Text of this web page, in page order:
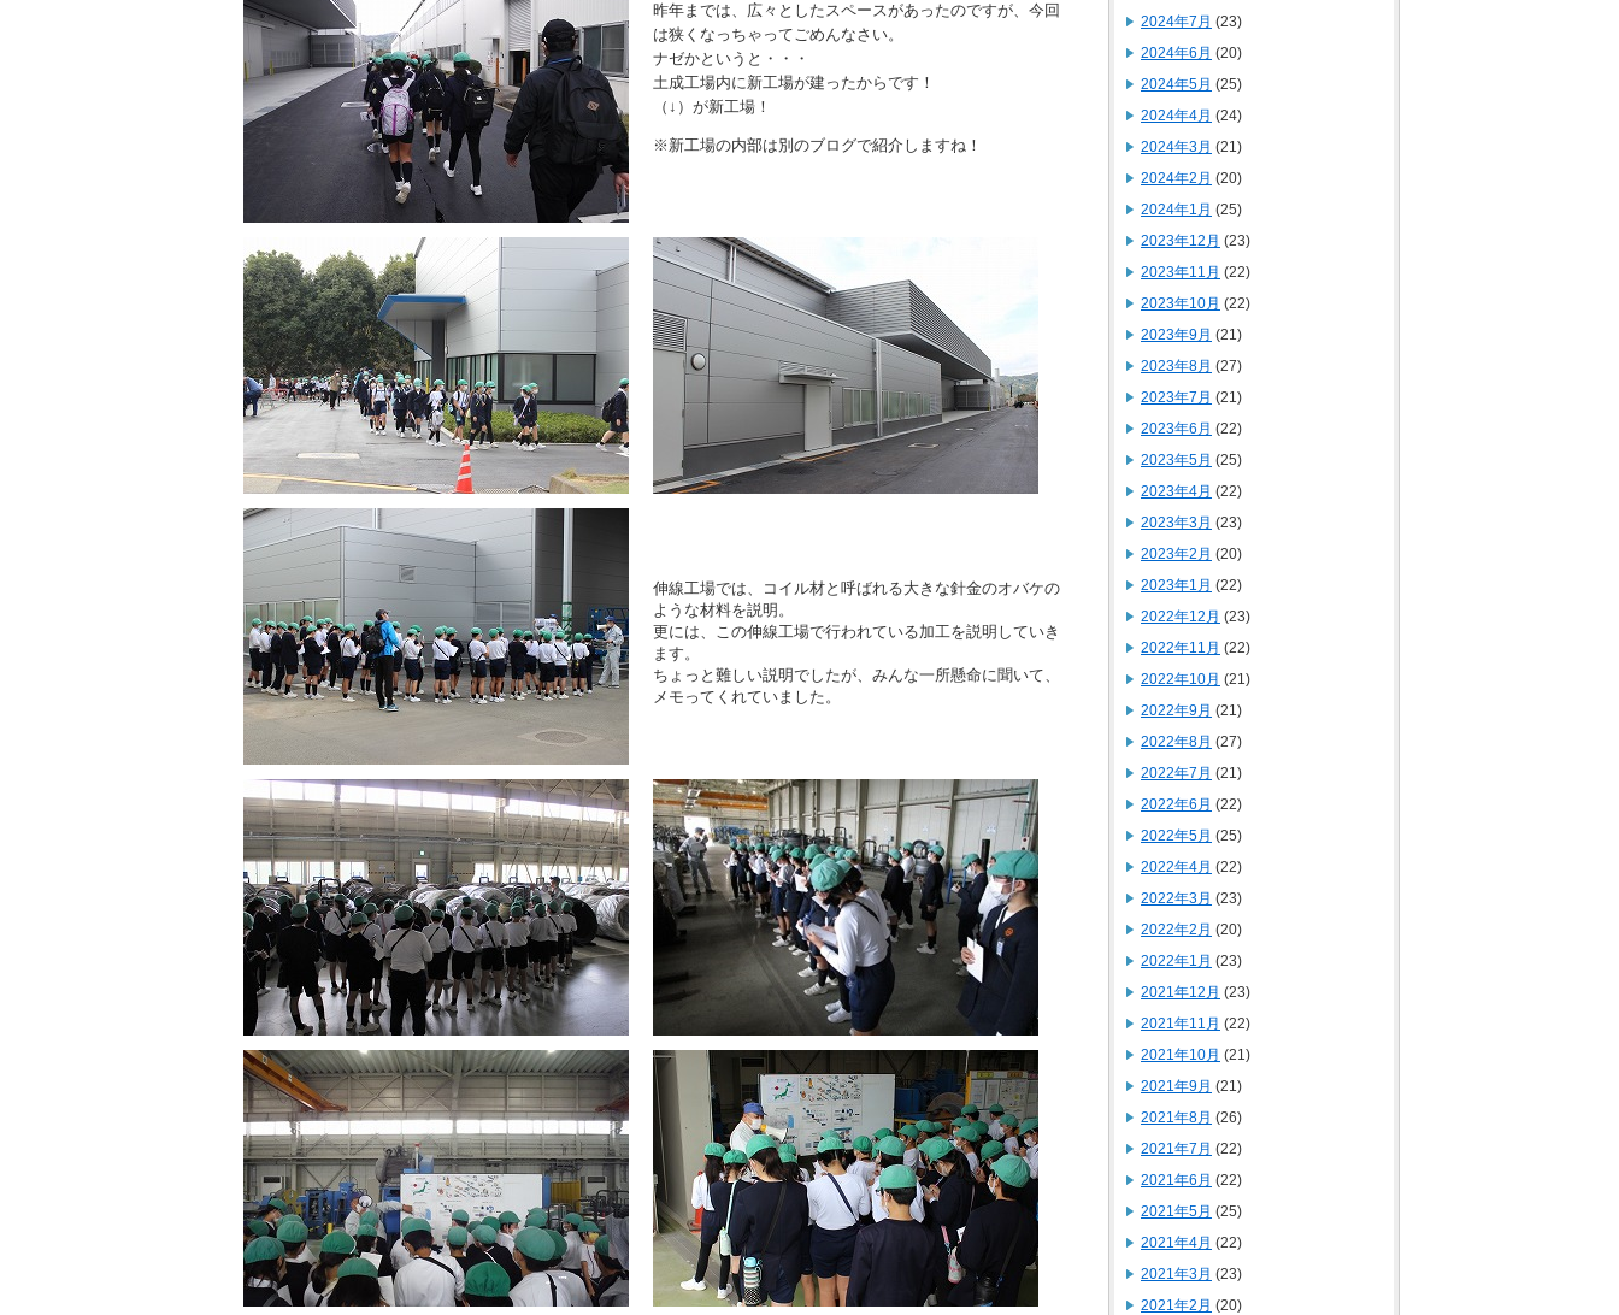
昨年までは、広々としたスペースがあったのですが、今回
は狭くなっちゃってごめんなさい。
ナゼかというと・・・
土成工場内に新工場が建ったからです！
（↓）が新工場！
※新工場の内部は別のブログで紹介しますね！
伸線工場では、コイル材と呼ばれる大きな針金のオバケの
ような材料を説明。
更には、この伸線工場で行われている加工を説明していき
ます。
ちょっと難しい説明でしたが、みんな一所懸命に聞いて、
メモってくれていました。
2024年7月 (23)
2024年6月 (20)
2024年5月 (25)
2024年4月 (24)
2024年3月 (21)
2024年2月 (20)
2024年1月 (25)
2023年12月 (23)
2023年11月 (22)
2023年10月 (22)
2023年9月 (21)
2023年8月 (27)
2023年7月 (21)
2023年6月 (22)
2023年5月 (25)
2023年4月 (22)
2023年3月 (23)
2023年2月 (20)
2023年1月 (22)
2022年12月 (23)
2022年11月 (22)
2022年10月 (21)
2022年9月 (21)
2022年8月 (27)
2022年7月 (21)
2022年6月 (22)
2022年5月 (25)
2022年4月 (22)
2022年3月 (23)
2022年2月 (20)
2022年1月 (23)
2021年12月 (23)
2021年11月 (22)
2021年10月 (21)
2021年9月 (21)
2021年8月 (26)
2021年7月 (22)
2021年6月 (22)
2021年5月 (25)
2021年4月 (22)
2021年3月 (23)
2021年2月 (20)